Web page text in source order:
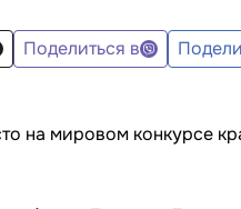
Поделиться в